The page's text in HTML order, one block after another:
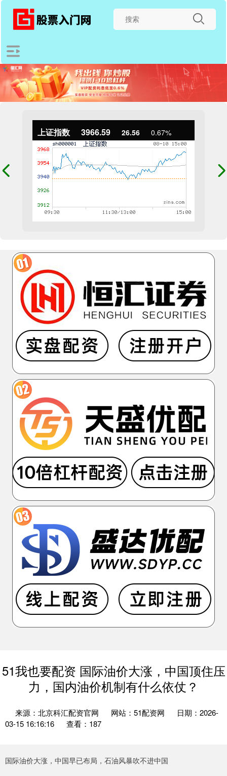
上证指数 3966.59 26.56 0.67%
51我也要配资 国际油价大涨，中国顶住压
力，国内油价机制有什么依仗？
来源：北京科汇配资官网 网站：51配资网
日期：2026-
03-15 16:16:16
查看：187
国际油价大涨，中国早已布局，石油风暴吹不进中国